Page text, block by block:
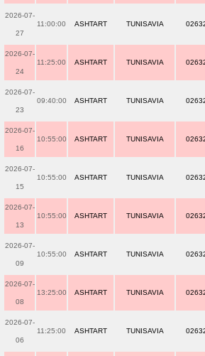
2026-07-
27
11:00:00 ASHTART TUNISAVIA
2026-07-
24
11:25:00 ASHTART TUNISAVIA
2026-07-
23
09:40:00 ASHTART TUNISAVIA
2026-07-
16
10:55:00 ASHTART TUNISAVIA
2026-07-
15
10:55:00 ASHTART TUNISAVIA
2026-07-
13
10:55:00 ASHTART TUNISAVIA
2026-07-
09
10:55:00 ASHTART TUNISAVIA
2026-07-
08
13:25:00 ASHTART TUNISAVIA
2026-07-
06
11:25:00 ASHTART TUNISAVIA